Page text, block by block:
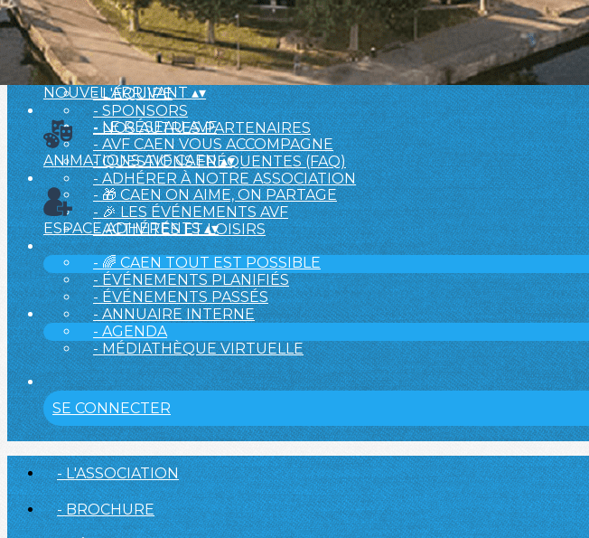
L'ASSOCIATION▴▾
- L'ASSOCIATION
- BROCHURE
- L'ÉQUIPE
- SPONSORS
- NOS AUTRES PARTENAIRES
NOUVEL ARRIVANT▴▾
- LE RÉSEAU AVF
- AVF CAEN VOUS ACCOMPAGNE
- QUESTIONS FRÉQUENTES (FAQ)
- ADHÉRER À NOTRE ASSOCIATION
ANIMATIONS AVF CAEN▴▾
- 🎁 CAEN ON AIME, ON PARTAGE
- 🎉 LES ÉVÉNEMENTS AVF
- ACTIVITÉS ET LOISIRS
ESPACE ADHÉRENTS▴▾
- 🌈 CAEN TOUT EST POSSIBLE
- ÉVÉNEMENTS PLANIFIÉS
- ÉVÉNEMENTS PASSÉS
- ANNUAIRE INTERNE
- AGENDA
- MÉDIATHÈQUE VIRTUELLE
SE CONNECTER
- L'ASSOCIATION
- BROCHURE